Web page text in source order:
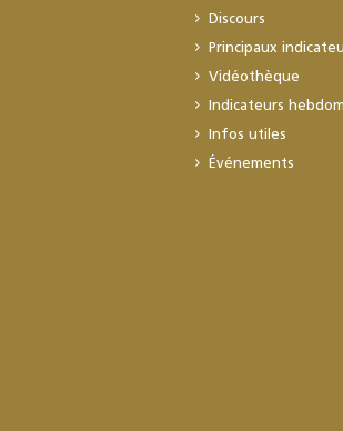
Discours
Principaux
Vidéothèque
Indicateurs
Infos utiles
Événements